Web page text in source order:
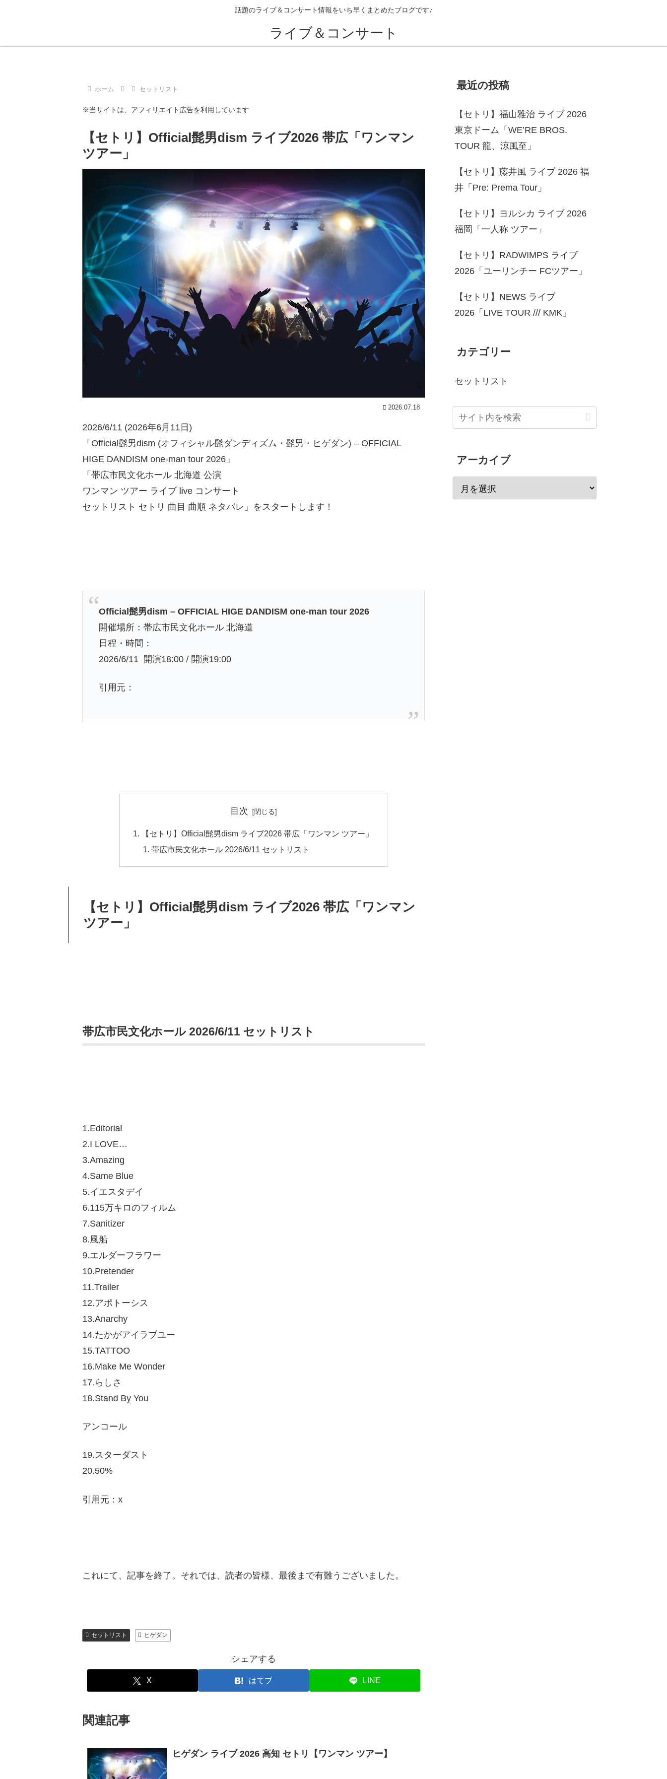
話題のライブ＆コンサート情報をいち早くまとめたブログです♪
ライブ＆コンサート
ホーム セットリスト
※当サイトは、アフィリエイト広告を利用しています
【セトリ】Official髭男dism ライブ2026 帯広「ワンマン
ツアー」
2026.07.18
2026/6/11 (2026年6月11日)
「Official髭男dism (オフィシャル髭ダンディズム・髭男・ヒゲダン) – OFFICIAL
HIGE DANDISM one-man tour 2026」
「帯広市民文化ホール 北海道 公演
ワンマン ツアー ライブ live コンサート
セットリスト セトリ 曲目 曲順 ネタバレ」をスタートします！
Official髭男dism – OFFICIAL HIGE DANDISM one-man tour 2026
開催場所：帯広市民文化ホール 北海道
日程・時間：
2026/6/11 開演18:00 / 開演19:00
引用元：
目次
【セトリ】Official髭男dism ライブ2026 帯広「ワンマン ツアー」
帯広市民文化ホール 2026/6/11 セットリスト
【セトリ】Official髭男dism ライブ2026 帯広「ワンマン
ツアー」
帯広市民文化ホール 2026/6/11 セットリスト
1.Editorial
2.I LOVE…
3.Amazing
4.Same Blue
5.イエスタデイ
6.115万キロのフィルム
7.Sanitizer
8.風船
9.エルダーフラワー
10.Pretender
11.Trailer
12.アポトーシス
13.Anarchy
14.たかがアイラブユー
15.TATTOO
16.Make Me Wonder
17.らしさ
18.Stand By You
アンコール
19.スターダスト
20.50%
引用元：x
これにて、記事を終了。それでは、読者の皆様、最後まで有難うございました。
セットリスト ヒゲダン
シェアする
X はてブ LINE
関連記事
ヒゲダン ライブ 2026 高知 セトリ【ワンマン ツアー】
最近の投稿
【セトリ】福山雅治 ライブ 2026
東京ドーム「WE’RE BROS.
TOUR 龍、涼風至」
【セトリ】藤井風 ライブ 2026 福
井「Pre: Prema Tour」
【セトリ】ヨルシカ ライブ 2026
福岡「一人称 ツアー」
【セトリ】RADWIMPS ライブ
2026「ユーリンチー FCツアー」
【セトリ】NEWS ライブ
2026「LIVE TOUR /// KMK」
カテゴリー
セットリスト
アーカイブ